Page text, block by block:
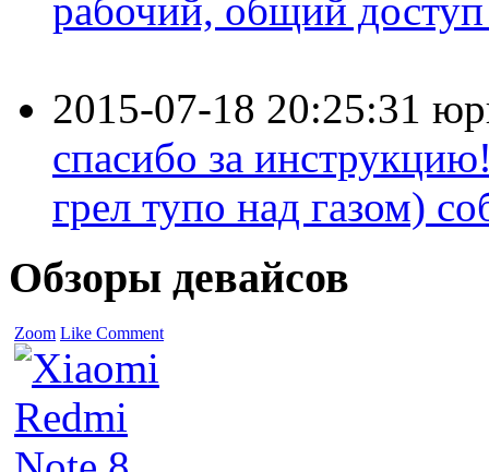
рабочий, общий доступ
2015-07-18 20:25:31
спасибо за
грел тупо над газом)
Обзоры девайсов
Zoom Like Comment